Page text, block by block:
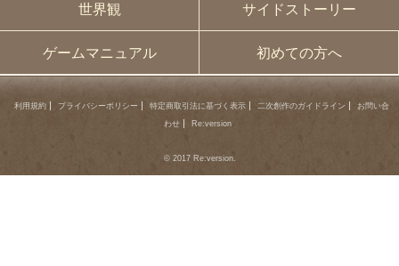
世界観 サイドストーリー
ゲームマニュアル 初めての方へ
利用規約 プライバシーポリシー 特定商取引法に基づく表示 二次創作のガイドライン
お問い合
わせ
Re:version
© 2017 Re:version.